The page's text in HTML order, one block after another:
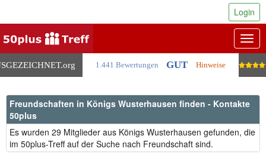
.org 1.441 Bewertungen GUT Hinweise
Login
Freundschaften in Königs Wusterhausen finden - Kontakte
50plus
Es wurden 29 Mitglieder aus Königs Wusterhausen gefunden, die
im 50plus-Treff auf der Suche nach Freundschaft sind.